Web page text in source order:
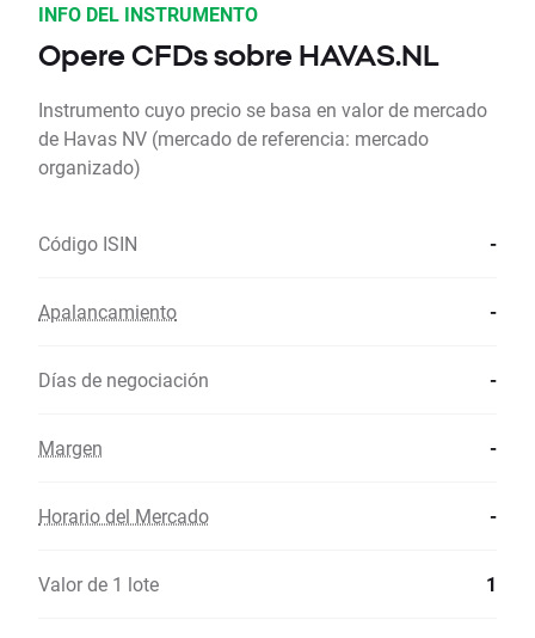
INFO DEL INSTRUMENTO
Opere CFDs sobre HAVAS.NL
Instrumento cuyo precio se basa en valor de mercado
de Havas NV (mercado de referencia: mercado
organizado)
Código ISIN -
Apalancamiento -
Días de negociación -
Margen -
Horario del Mercado -
Valor de 1 lote 1